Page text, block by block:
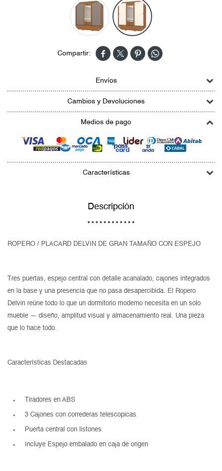
   
Envíos
Cambios y Devoluciones
Medios de pago
Características
Descripción
ROPERO / PLACARD DELVIN DE GRAN TAMAÑO CON ESPEJO
Tres puertas, espejo central con detalle acanalado, cajones integrados
en la base y una presencia que no pasa desapercibida. El Ropero
Delvin reúne todo lo que un dormitorio moderno necesita en un solo
mueble — diseño, amplitud visual y almacenamiento real. Una pieza
que lo hace todo.
Características Destacadas
Tiradores en ABS
3 Cajones con correderas telescopicas
Puerta central con listones
Incluye Espejo embalado en caja de origen